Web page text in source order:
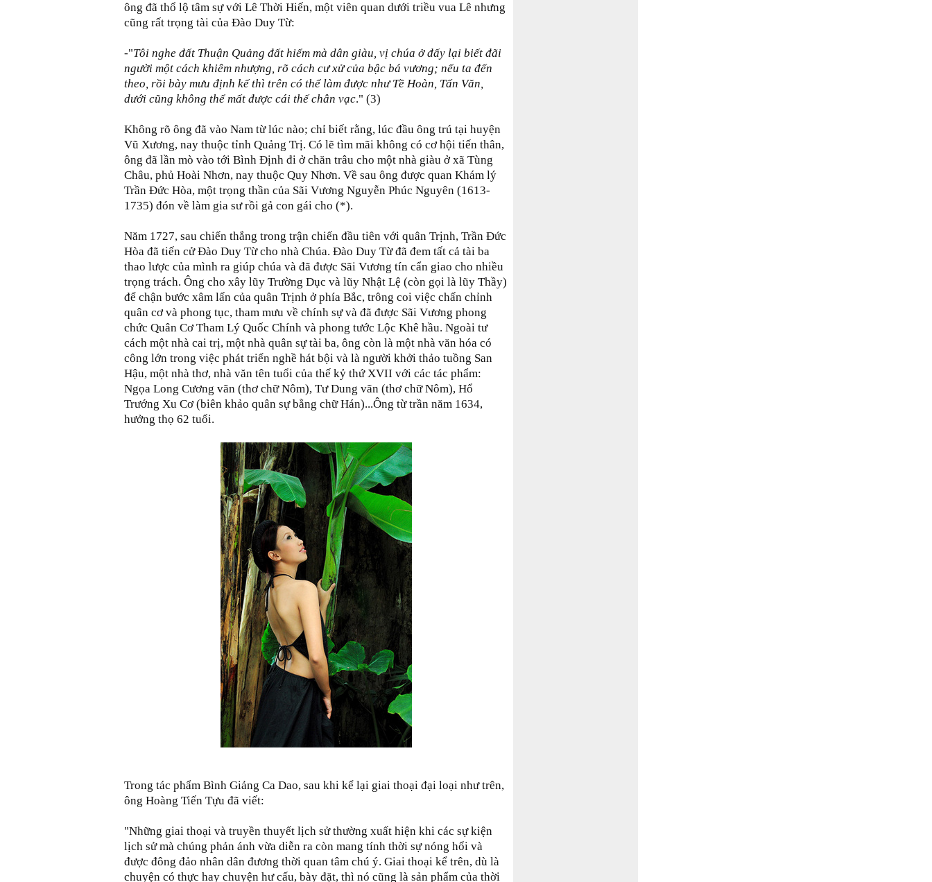
ông đã thổ lộ tâm sự với Lê Thời Hiến, một viên quan dưới triều vua Lê nhưng
cũng rất trọng tài của Đào Duy Từ:
-"Tôi nghe đất Thuận Quảng đất hiểm mà dân giàu, vị chúa ở đấy lại biết đãi
người một cách khiêm nhượng, rõ cách cư xử của bậc bá vương; nếu ta đến
theo, rồi bày mưu định kế thì trên có thể làm được như Tề Hoàn, Tấn Văn,
dưới cũng không thể mất được cái thế chân vạc." (3)
Không rõ ông đã vào Nam từ lúc nào; chỉ biết rằng, lúc đầu ông trú tại huyện
Vũ Xương, nay thuộc tỉnh Quảng Trị. Có lẽ tìm mãi không có cơ hội tiến thân,
ông đã lần mò vào tới Bình Định đi ở chăn trâu cho một nhà giàu ở xã Tùng
Châu, phủ Hoài Nhơn, nay thuộc Quy Nhơn. Về sau ông được quan Khám lý
Trần Đức Hòa, một trọng thần của Sãi Vương Nguyễn Phúc Nguyên (1613-
1735) đón về làm gia sư rồi gả con gái cho (*).
Năm 1727, sau chiến thắng trong trận chiến đầu tiên với quân Trịnh, Trần Đức
Hòa đã tiến cử Đào Duy Từ cho nhà Chúa. Đào Duy Từ đã đem tất cả tài ba
thao lược của mình ra giúp chúa và đã được Sãi Vương tín cẩn giao cho nhiều
trọng trách. Ông cho xây lũy Trường Dục và lũy Nhật Lệ (còn gọi là lũy Thầy)
để chận bước xâm lấn của quân Trịnh ở phía Bắc, trông coi việc chấn chỉnh
quân cơ và phong tục, tham mưu về chính sự và đã được Sãi Vương phong
chức Quân Cơ Tham Lý Quốc Chính và phong tước Lộc Khê hầu. Ngoài tư
cách một nhà cai trị, một nhà quân sự tài ba, ông còn là một nhà văn hóa có
công lớn trong việc phát triển nghề hát bội và là người khởi thảo tuồng San
Hậu, một nhà thơ, nhà văn tên tuổi của thế kỷ thứ XVII với các tác phẩm:
Ngọa Long Cương vãn (thơ chữ Nôm), Tư Dung vãn (thơ chữ Nôm), Hổ
Trướng Xu Cơ (biên khảo quân sự bằng chữ Hán)...Ông từ trần năm 1634,
hưởng thọ 62 tuổi.
Trong tác phẩm Bình Giảng Ca Dao, sau khi kể lại giai thoại đại loại như trên,
ông Hoàng Tiến Tựu đã viết:
"Những giai thoại và truyền thuyết lịch sử thường xuất hiện khi các sự kiện
lịch sử mà chúng phản ánh vừa diễn ra còn mang tính thời sự nóng hổi và
được đông đảo nhân dân đương thời quan tâm chú ý. Giai thoại kể trên, dù là
chuyện có thực hay chuyện hư cấu, bày đặt, thì nó cũng là sản phẩm của thời